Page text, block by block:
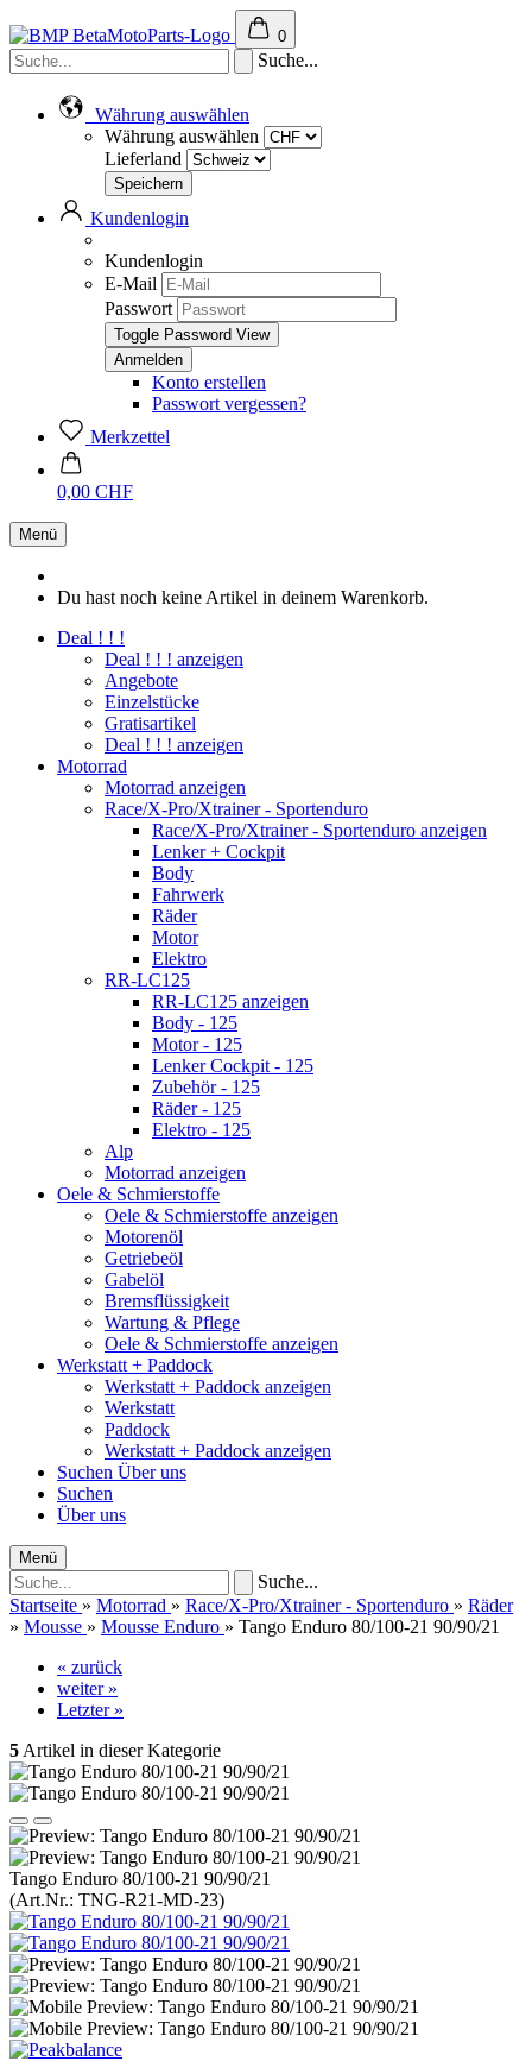
0
Suche...
Währung auswählen
Währung auswählen
Lieferland
Kundenlogin
Kundenlogin
E-Mail
Passwort
Toggle Password View
Konto erstellen
Passwort vergessen?
Merkzettel
0,00 CHF
Menü
Du hast noch keine Artikel in deinem Warenkorb.
Deal ! ! !
Deal ! ! ! anzeigen
Angebote
Einzelstücke
Gratisartikel
Deal ! ! ! anzeigen
Motorrad
Motorrad anzeigen
Race/X-Pro/Xtrainer - Sportenduro
Race/X-Pro/Xtrainer - Sportenduro anzeigen
Lenker + Cockpit
Body
Fahrwerk
Räder
Motor
Elektro
RR-LC125
RR-LC125 anzeigen
Body - 125
Motor - 125
Lenker Cockpit - 125
Zubehör - 125
Räder - 125
Elektro - 125
Alp
Motorrad anzeigen
Oele & Schmierstoffe
Oele & Schmierstoffe anzeigen
Motorenöl
Getriebeöl
Gabelöl
Bremsflüssigkeit
Wartung & Pflege
Oele & Schmierstoffe anzeigen
Werkstatt + Paddock
Werkstatt + Paddock anzeigen
Werkstatt
Paddock
Werkstatt + Paddock anzeigen
Suchen Über uns
Suchen
Über uns
Menü
Suche...
Startseite » Motorrad » Race/X-Pro/Xtrainer - Sportenduro » Räder
» Mousse » Mousse Enduro » Tango Enduro 80/100-21 90/90/21
« zurück
weiter »
Letzter »
5 Artikel in dieser Kategorie
Tango Enduro 80/100-21 90/90/21
(Art.Nr.: TNG-R21-MD-23)